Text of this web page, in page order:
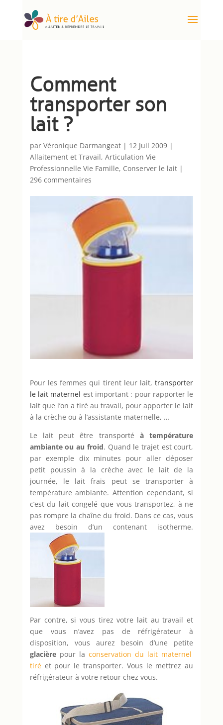
Comment
transporter son
lait ?
par Véronique Darmangeat| 12 Juil 2009|
Allaitement et Travail, Articulation Vie
Professionnelle Vie Famille, Conserver le lait|
296 commentaires
Pour les femmes qui tirent leur lait,transporter
le lait maternel est important : pour rapporter le
lait que l’on a tiré au travail, pour apporter le lait
à la crèche ou à l’assistante maternelle, …
Le lait peut être transporté à température
ambiante ou au froid. Quand le trajet est court,
par exemple dix minutes pour aller déposer
petit poussin à la crèche avec le lait de la
journée, le lait frais peut se transporter à
température ambiante. Attention cependant, si
c’est du lait congelé que vous transportez, à ne
pas rompre la chaîne du froid. Dans ce cas, vous
avez besoin d’un contenant isotherme.
Par contre, si vous tirez votre lait au travail et
que vous n’avez pas de réfrigérateur à
disposition, vous aurez besoin d’une petite
glacièrepour la conservation du lait maternel
tiréet pour le transporter. Vous le mettrez au
réfrigérateur à votre retour chez vous.